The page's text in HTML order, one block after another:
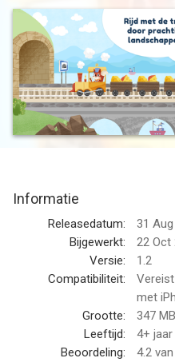
bezoeken. Er liggen
wachten waar goederen in-
Dankzij de met veel liefde
animaties en de
geschikt voor de allerkleinsten.
HELP BIJ HET OOGSTEN EN
Bij meer dan 10 verschillende
kippenboerderij of melk de
BRENG JE OOGST NAAR DE
De oogst moet nu naar
te worden verwerkt. Het
wortelcupcakes, perzikijs of
gemaakt, de kinderen maken
20 fabrieken kennis met de
meedoen en grappige
Informatie
Releasedatum:
31
Bijgewerkt:
22 Oct
Versie:
1.2
Compatibiliteit:
met
Grootte:
347 MB
Leeftijd:
4+ jaar
Beoordeling:
4.2